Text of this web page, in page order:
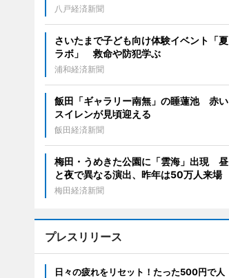
八戸経済新聞
さいたまで子ども向け体験イベント「夏
ラボ」 救命や防犯学ぶ
浦和経済新聞
飯田「ギャラリー南無」の睡蓮池 赤い
スイレンが見頃迎える
飯田経済新聞
梅田・うめきた公園に「雲海」出現 昼
と夜で異なる演出、昨年は50万人来場
梅田経済新聞
プレスリリース
日々の疲れをリセット！たった500円で人